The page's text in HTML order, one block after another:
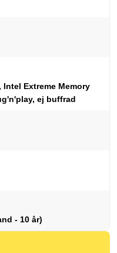
Extreme Memory
ej buffrad
- 10 år)